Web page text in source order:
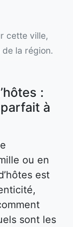
cette ville,
la région.
:
à
ou en
est
sont les